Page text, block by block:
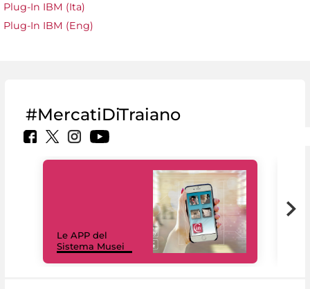
Plug-In IBM (Ita)
Plug-In IBM (Eng)
#MercatiDiTraiano
Le APP del
Sistema Musei